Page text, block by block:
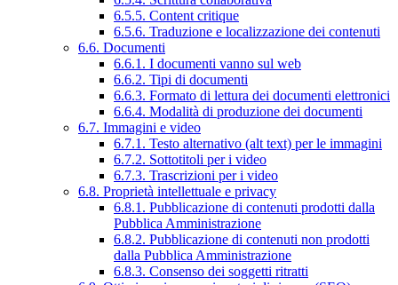
6.5.5. Content critique
6.5.6. Traduzione e localizzazione dei contenuti
6.6. Documenti
6.6.1. I documenti vanno sul web
6.6.2. Tipi di documenti
6.6.3. Formato di lettura dei documenti elettronici
6.6.4. Modalità di produzione dei documenti
6.7. Immagini e video
6.7.1. Testo alternativo (alt text) per le immagini
6.7.2. Sottotitoli per i video
6.7.3. Trascrizioni per i video
6.8. Proprietà intellettuale e privacy
6.8.1. Pubblicazione di contenuti prodotti dalla
Pubblica Amministrazione
6.8.2. Pubblicazione di contenuti non prodotti
dalla Pubblica Amministrazione
6.8.3. Consenso dei soggetti ritratti